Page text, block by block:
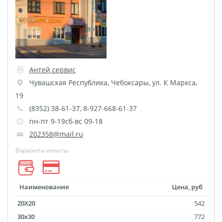
Печать на CD/DVD
Металлическая
пластина
Фото на медали
Фото на брелках
Фото на подушке
Фото на галстуке
Фото на фартуке
Фото на сумке
Фотомагниты
Фото на тарелке
Фото на кружках
Фото на футболках
Фото на бейсболке
Антей сервис
Чувашская Республика, Чебоксары, ул. К Маркса,
19
(8352) 38-61-37, 8-927-668-61-37
пн-пт 9-19сб-вс 09-18
202358@mail.ru
Варианты оплаты
Наименование
Цена, руб
20X20
542
30x30
772